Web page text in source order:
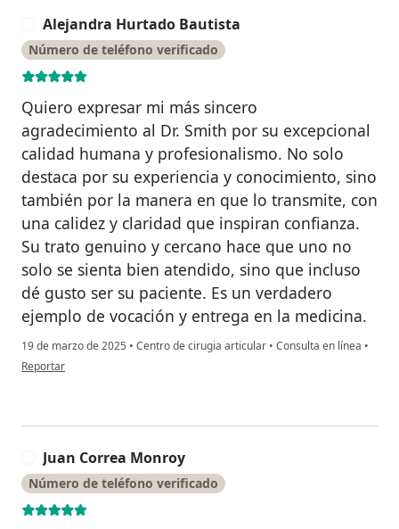
Alejandra Hurtado Bautista
Número de teléfono verificado
Quiero expresar mi más sincero
agradecimiento al Dr. Smith por su excepcional
calidad humana y profesionalismo. No solo
destaca por su experiencia y conocimiento, sino
también por la manera en que lo transmite, con
una calidez y claridad que inspiran confianza.
Su trato genuino y cercano hace que uno no
solo se sienta bien atendido, sino que incluso
dé gusto ser su paciente. Es un verdadero
ejemplo de vocación y entrega en la medicina.
19 de marzo de 2025 • Centro de cirugia articular • Consulta en línea •
en opinión del usuario Alejandra Hurtado Bautista
Reportar
Juan Correa Monroy
Número de teléfono verificado